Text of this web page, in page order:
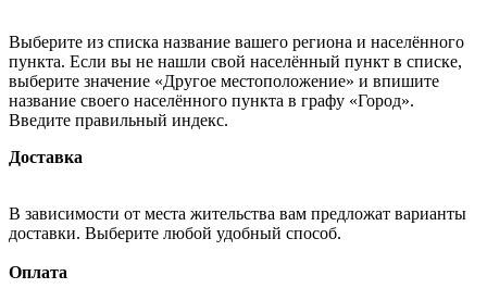
Выберите из списка название вашего региона и населённого
пункта. Если вы не нашли свой населённый пункт в списке,
выберите значение «Другое местоположение» и впишите
название своего населённого пункта в графу «Город».
Введите правильный индекс.
Доставка
В зависимости от места жительства вам предложат варианты
доставки. Выберите любой удобный способ.
Оплата